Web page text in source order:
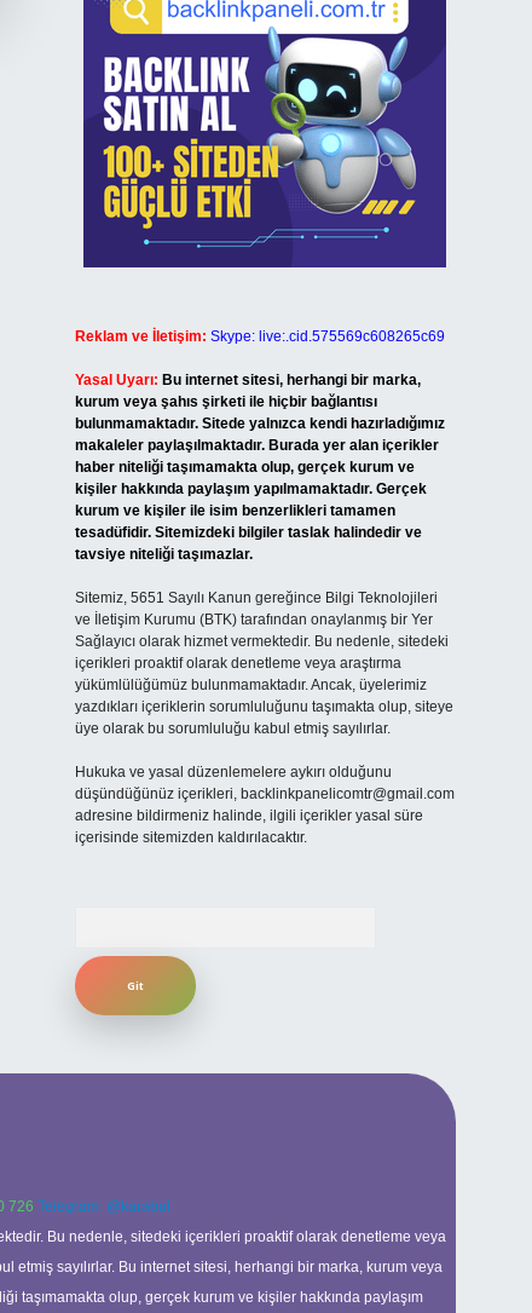
Reklam ve İletişim: Skype: live:.cid.575569c608265c69
Yasal Uyarı: Bu internet sitesi, herhangi bir marka,
kurum veya şahıs şirketi ile hiçbir bağlantısı
bulunmamaktadır. Sitede yalnızca kendi hazırladığımız
makaleler paylaşılmaktadır. Burada yer alan içerikler
haber niteliği taşımamakta olup, gerçek kurum ve
kişiler hakkında paylaşım yapılmamaktadır. Gerçek
kurum ve kişiler ile isim benzerlikleri tamamen
tesadüfidir. Sitemizdeki bilgiler taslak halindedir ve
tavsiye niteliği taşımazlar.
Sitemiz, 5651 Sayılı Kanun gereğince Bilgi Teknolojileri
ve İletişim Kurumu (BTK) tarafından onaylanmış bir Yer
Sağlayıcı olarak hizmet vermektedir. Bu nedenle, sitedeki
içerikleri proaktif olarak denetleme veya araştırma
yükümlülüğümüz bulunmamaktadır. Ancak, üyelerimiz
yazdıkları içeriklerin sorumluluğunu taşımakta olup, siteye
üye olarak bu sorumluluğu kabul etmiş sayılırlar.
Hukuka ve yasal düzenlemelere aykırı olduğunu
düşündüğünüz içerikleri, backlinkpanelicomtr@gmail.com
adresine bildirmeniz halinde, ilgili içerikler yasal süre
içerisinde sitemizden kaldırılacaktır.
726 Telegram: @karabul
Bu nedenle, sitedeki içerikleri proaktif olarak denetleme veya
etmiş sayılırlar. Bu internet sitesi, herhangi bir marka, kurum veya
taşımamakta olup, gerçek kurum ve kişiler hakkında paylaşım